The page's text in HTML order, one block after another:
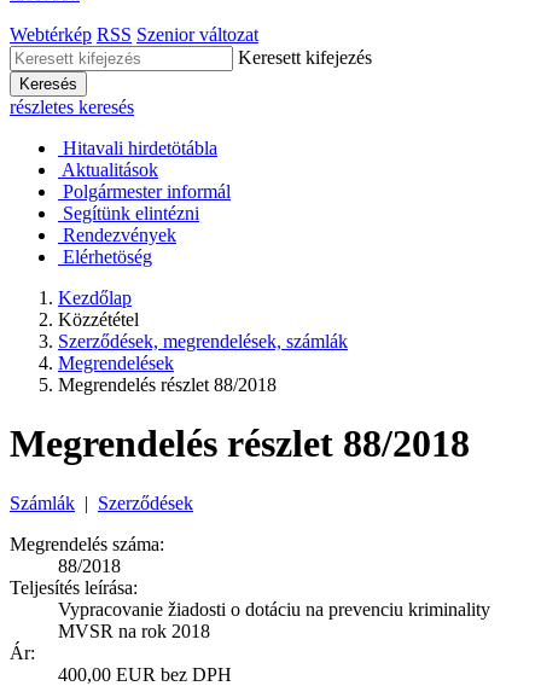
Webtérkép RSS Szenior változat
Keresett kifejezés
Keresés
részletes keresés
Hitavali hirdetötábla
Aktualitások
Polgármester informál
Segítünk elintézni
Rendezvények
Elérhetöség
Kezdőlap
Közzététel
Szerződések, megrendelések, számlák
Megrendelések
Megrendelés részlet 88/2018
Megrendelés részlet 88/2018
Számlák | Szerződések
Megrendelés száma:
88/2018
Teljesítés leírása:
Vypracovanie žiadosti o dotáciu na prevenciu kriminality
MVSR na rok 2018
Ár:
400,00 EUR bez DPH